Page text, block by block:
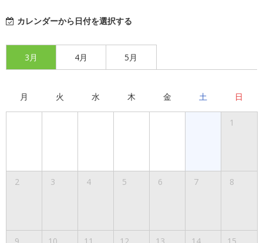
カレンダーから日付を選択する
3月 4月 5月
月 火 水 木 金 土 日
1
2 3 4 5 6 7 8